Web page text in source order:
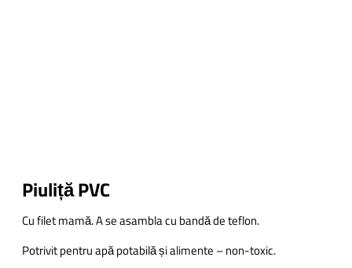
Piuliță PVC
Cu filet mamă. A se asambla cu bandă de teflon.
Potrivit pentru apă potabilă și alimente – non-toxic.